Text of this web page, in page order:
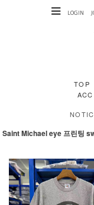
LOGIN
TOP
ACC
Saint Michael eye 프린팅